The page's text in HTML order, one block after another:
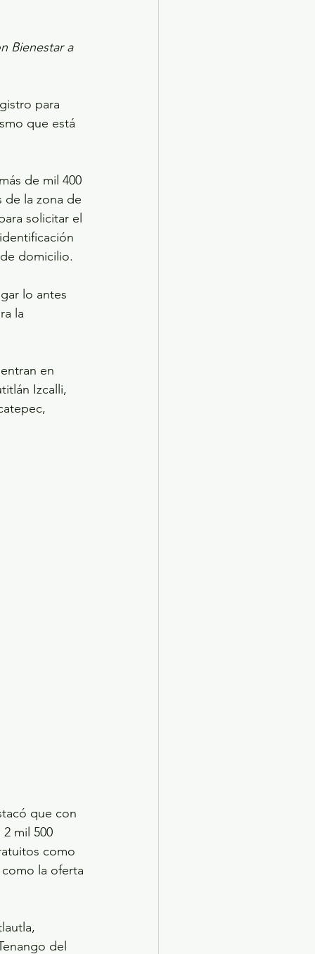
Bienestar a
para
que está
de mil 400
de la zona de
solicitar el
domicilio.
lo antes
la
en
Izcalli,
que con
mil 500
como
la oferta
del